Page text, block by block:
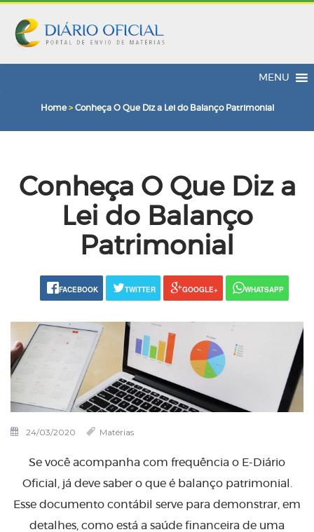
MENU
Home> Conheça O Que Diz a Lei do Balanço Patrimonial
Conheça O Que Diz a
Lei do Balanço
Patrimonial
FACEBOOK TWITTER GOOGLE+ WHATSAPP
24/03/2020 Matérias
Se você acompanha com frequência o E-Diário
Oficial, já deve saber o que é balanço patrimonial.
Esse documento contábil serve para demonstrar, em
detalhes, como está a saúde financeira de uma